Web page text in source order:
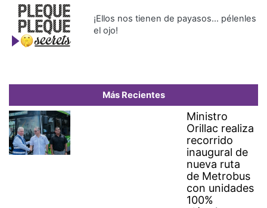
el ojo!
Más Recientes
Ministro
Orillac realiza
recorrido
inaugural de
nueva ruta
de Metrobus
con unidades
100%
eléctricas